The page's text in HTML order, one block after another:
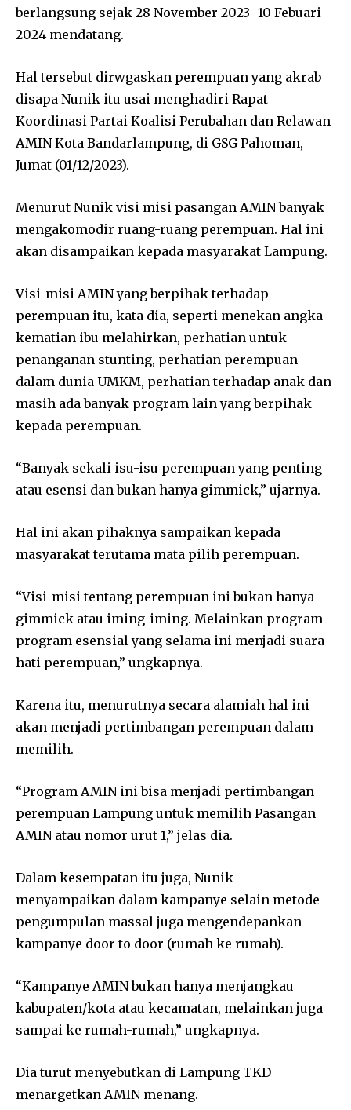
berlangsung sejak 28 November 2023 -10 Febuari
2024 mendatang.
Hal tersebut dirwgaskan perempuan yang akrab
disapa Nunik itu usai menghadiri Rapat
Koordinasi Partai Koalisi Perubahan dan Relawan
AMIN Kota Bandarlampung, di GSG Pahoman,
Jumat (01/12/2023).
Menurut Nunik visi misi pasangan AMIN banyak
mengakomodir ruang-ruang perempuan. Hal ini
akan disampaikan kepada masyarakat Lampung.
Visi-misi AMIN yang berpihak terhadap
perempuan itu, kata dia, seperti menekan angka
kematian ibu melahirkan, perhatian untuk
penanganan stunting, perhatian perempuan
dalam dunia UMKM, perhatian terhadap anak dan
masih ada banyak program lain yang berpihak
kepada perempuan.
“Banyak sekali isu-isu perempuan yang penting
atau esensi dan bukan hanya gimmick,” ujarnya.
Hal ini akan pihaknya sampaikan kepada
masyarakat terutama mata pilih perempuan.
“Visi-misi tentang perempuan ini bukan hanya
gimmick atau iming-iming. Melainkan program-
program esensial yang selama ini menjadi suara
hati perempuan,” ungkapnya.
Karena itu, menurutnya secara alamiah hal ini
akan menjadi pertimbangan perempuan dalam
memilih.
“Program AMIN ini bisa menjadi pertimbangan
perempuan Lampung untuk memilih Pasangan
AMIN atau nomor urut 1,” jelas dia.
Dalam kesempatan itu juga, Nunik
menyampaikan dalam kampanye selain metode
pengumpulan massal juga mengendepankan
kampanye door to door (rumah ke rumah).
“Kampanye AMIN bukan hanya menjangkau
kabupaten/kota atau kecamatan, melainkan juga
sampai ke rumah-rumah,” ungkapnya.
Dia turut menyebutkan di Lampung TKD
menargetkan AMIN menang.